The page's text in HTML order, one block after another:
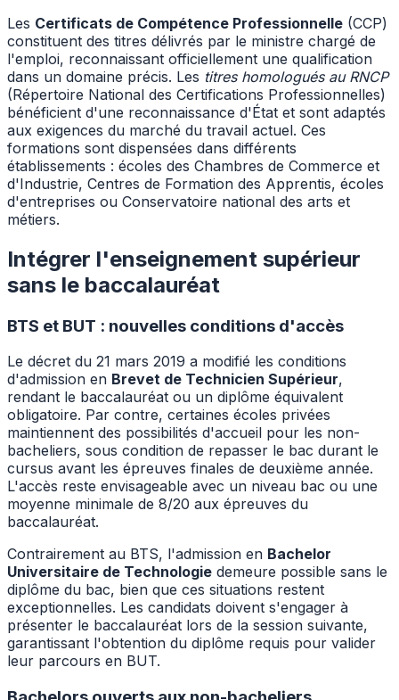
Les Certificats de Compétence Professionnelle (CCP)
constituent des titres délivrés par le ministre chargé de
l'emploi, reconnaissant officiellement une qualification
dans un domaine précis. Les titres homologués au RNCP
(Répertoire National des Certifications Professionnelles)
bénéficient d'une reconnaissance d'État et sont adaptés
aux exigences du marché du travail actuel. Ces
formations sont dispensées dans différents
établissements : écoles des Chambres de Commerce et
d'Industrie, Centres de Formation des Apprentis, écoles
d'entreprises ou Conservatoire national des arts et
métiers.
Intégrer l'enseignement supérieur
sans le baccalauréat
BTS et BUT : nouvelles conditions d'accès
Le décret du 21 mars 2019 a modifié les conditions
d'admission en Brevet de Technicien Supérieur,
rendant le baccalauréat ou un diplôme équivalent
obligatoire. Par contre, certaines écoles privées
maintiennent des possibilités d'accueil pour les non-
bacheliers, sous condition de repasser le bac durant le
cursus avant les épreuves finales de deuxième année.
L'accès reste envisageable avec un niveau bac ou une
moyenne minimale de 8/20 aux épreuves du
baccalauréat.
Contrairement au BTS, l'admission en Bachelor
Universitaire de Technologie demeure possible sans le
diplôme du bac, bien que ces situations restent
exceptionnelles. Les candidats doivent s'engager à
présenter le baccalauréat lors de la session suivante,
garantissant l'obtention du diplôme requis pour valider
leur parcours en BUT.